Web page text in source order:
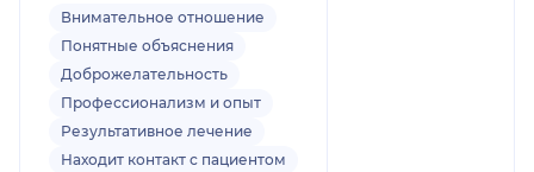
университет по
специальности
«педагогика и
психология», а в мед.
Вузе у нее просто были
курсы проф
Внимательное отношение
Понятные объяснения
Доброжелательность
Профессионализм и опыт
Результативное лечение
Находит контакт с пациентом